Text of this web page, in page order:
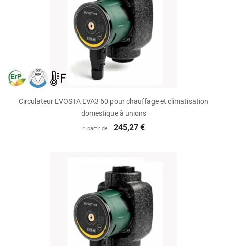
Circulateur EVOSTA EVA3 60 pour chauffage et climatisation
domestique à unions
A partir de 245,27 €